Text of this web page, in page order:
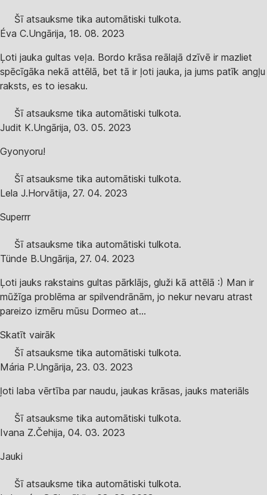
Šī atsauksme tika automātiski tulkota.
Éva C.Ungārija, 18. 08. 2023
Ļoti jauka gultas veļa. Bordo krāsa reālajā dzīvē ir mazliet
spēcīgāka nekā attēlā, bet tā ir ļoti jauka, ja jums patīk angļu
raksts, es to iesaku.
Šī atsauksme tika automātiski tulkota.
Judit K.Ungārija, 03. 05. 2023
Gyonyoru!
Šī atsauksme tika automātiski tulkota.
Lela J.Horvātija, 27. 04. 2023
Superrr
Šī atsauksme tika automātiski tulkota.
Tünde B.Ungārija, 27. 04. 2023
Ļoti jauks rakstains gultas pārklājs, gluži kā attēlā :) Man ir
mūžīga problēma ar spilvendrānām, jo nekur nevaru atrast
pareizo izmēru mūsu Dormeo at...
Skatīt vairāk
Šī atsauksme tika automātiski tulkota.
Mária P.Ungārija, 23. 03. 2023
ļoti laba vērtība par naudu, jaukas krāsas, jauks materiāls
Šī atsauksme tika automātiski tulkota.
Ivana Z.Čehija, 04. 03. 2023
Jauki
Šī atsauksme tika automātiski tulkota.